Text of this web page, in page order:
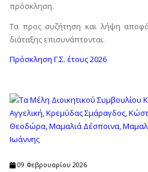
πρόσκληση.
Τα προς συζήτηση και λήψη
διάταξης επισυνάπτονται.
Πρόσκληση Γ.Σ. έτους 2026
09 Φεβρουαρίου 2026